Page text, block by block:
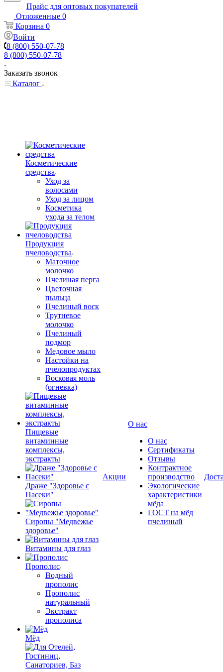
Прайс для оптовых покупателей
Отложенные 0
Корзина 0
Войти
8 (800) 550-07-78
8 (800) 550-07-78
Заказать звонок
Каталог
Косметические
средства
Уход за
волосами
Уход за лицом
Косметика
ухода за телом
Продукция
пчеловодства
Маточное
молочко
Пчелиная перга
Цветочная
пыльца
Пчелиный воск
Трутневое
молочко
Пчелиный
подмор
Медовое мыло
Настойки на
пчелопродуктах
Восковая моль
(огневка)
Пищевые
витаминные
комплексы,
экстракты
Драже "Здоровье с
Пасеки"
Сиропы "Медвежье
здоровье"
Витамины для глаз
Прополис
Водный
прополис
Прополис
натуральный
Экстракт
прополиса
Мёд
Акции
О нас
О нас
Сертификаты
Отзывы
Контрактное
производство
Экологические
характеристики
мёда
ГОСТ на мёд
пчелиный